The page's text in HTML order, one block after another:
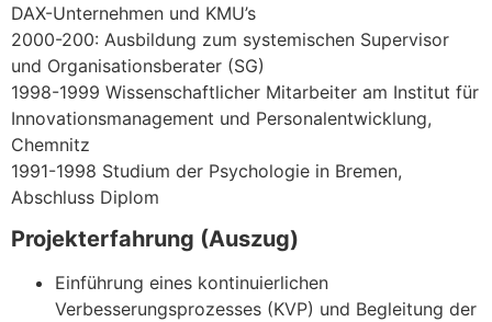
DAX-Unternehmen und KMU’s
2000-200: Ausbildung zum systemischen Supervisor
und Organisationsberater (SG)
1998-1999 Wissenschaftlicher Mitarbeiter am Institut für
Innovationsmanagement und Personalentwicklung,
Chemnitz
1991-1998 Studium der Psychologie in Bremen,
Abschluss Diplom
Projekterfahrung (Auszug)
Einführung eines kontinuierlichen
Verbesserungsprozesses (KVP) und Begleitung der